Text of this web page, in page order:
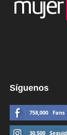
Síguenos
758,000 Fans
30,500